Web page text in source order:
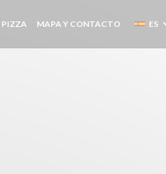
UNA NUEVA VENTANA))
PIZZA((ABRE EN UNA NUEVA VENTANA))
MAPA Y CONTACTO ES